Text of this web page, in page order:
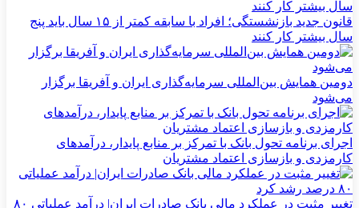
قانون جدید بازنشستگی؛ افراد با سابقه کمتر از ۱۵ سال باید پنج
سال بیشتر کار کنند
دومین همایش بین‌المللی سرمایه‌گذاری ایران و آفریقا برگزار
می‌شود
اجرای برنامه تحول بانک با تمرکز بر منابع پایدار، درآمدهای
کارمزدی و بازسازی اعتماد مشتریان
تغییر مثبت در عملکرد مالی بانک صادرات ایران| درآمد عملیاتی ۸۰